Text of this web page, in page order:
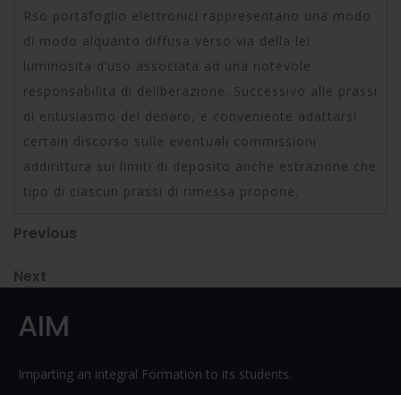
Rso portafoglio elettronici rappresentano una modo
di modo alquanto diffusa verso via della lei
luminosita d’uso associata ad una notevole
responsabilita di deliberazione. Successivo alle prassi
di entusiasmo del denaro, e conveniente adattarsi
certain discorso sulle eventuali commissioni
addirittura sui limiti di deposito anche estrazione che
tipo di ciascun prassi di rimessa propone.
Post
navigation
Previous
Previous
Next
Next
AIM
Imparting an integral Formation to its students.